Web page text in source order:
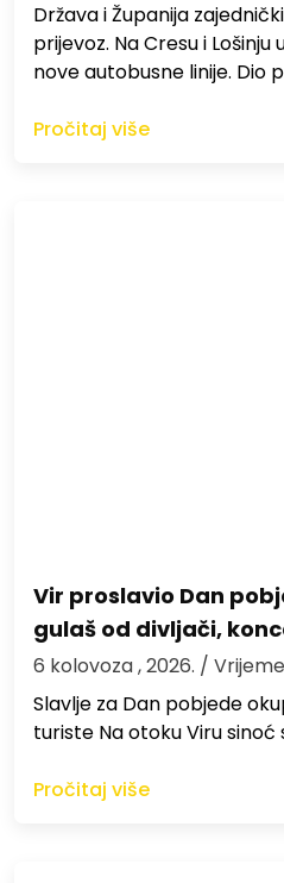
Država i Županija
prijevoz. Na Cresu i Lošinju
nove autobusne linije. Dio
Pročitaj više
Vir proslavio Dan
gulaš od divljači,
6 kolovoza , 2026. /
Slavlje za Dan pobjede
turiste Na otoku Viru sinoć
Pročitaj više